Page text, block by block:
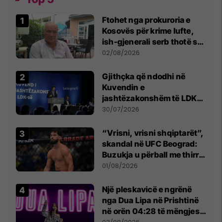
Ftohet nga prokuroria e
Kosovës për krime lufte,
ish-gjenerali serb thotë se
dikush e tradhtoi në
02/08/2026
Gjithçka që ndodhi në
Kuvendin e
jashtëzakonshëm të LDK-
së
30/07/2026
“Vrisni, vrisni shqiptarët”,
skandal në UFC Beograd:
Buzukja u përball me thirrje
anti-shqiptare nga
01/08/2026
Një pleskavicë e ngrënë
nga Dua Lipa në Prishtinë
në orën 04:28 të mëngjesit